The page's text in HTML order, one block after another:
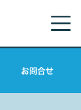
お問合せ